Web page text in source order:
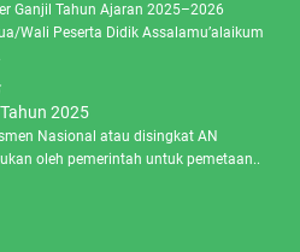
Ganjil Tahun Ajaran 2025–2026
Wali Peserta Didik Assalamu’alaikum
2025
Nasional atau disingkat AN
oleh pemerintah untuk pemetaan..